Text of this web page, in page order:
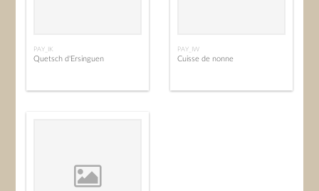
PAY_IK
Quetsch d'Ersinguen
PAY_IW
Cuisse de nonne